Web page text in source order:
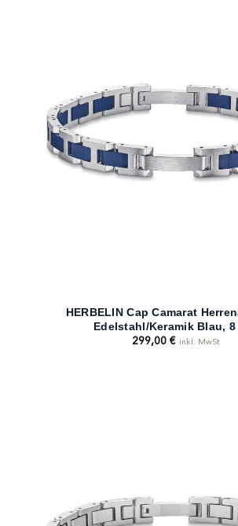
HERBELIN Cap Camarat
Edelstahl/Keramik Blau, 8
299,00 € inkl. MwSt